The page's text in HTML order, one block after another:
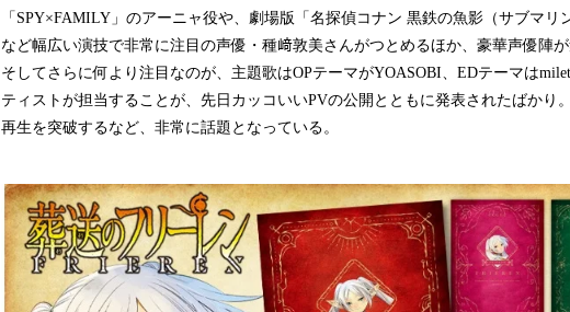
「SPY×FAMILY」のアーニャ役や、劇場版「名探偵コナン 黒鉄の魚影（サブマリ
など幅広い演技で非常に注目の声優・種﨑敦美さんがつとめるほか、豪華声優陣が
そしてさらに何より注目なのが、主題歌はOPテーマがYOASOBI、EDテーマは
ティストが担当することが、先日カッコいいPVの公開とともに発表されたばかり
再生を突破するなど、非常に話題となっている。